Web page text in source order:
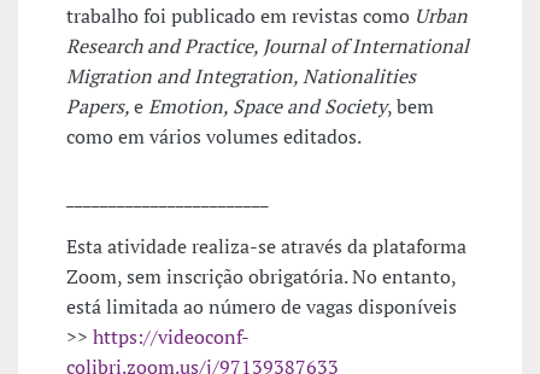
trabalho foi publicado em revistas como Urban
Research and Practice, Journal of International
Migration and Integration, Nationalities
Papers,eEmotion, Space and Society, bem
como em vários volumes editados.
Esta atividade realiza-se através da plataforma
Zoom, sem inscrição obrigatória. No entanto,
está limitada ao número de vagas disponíveis
>> https://videoconf-
colibri.zoom.us/j/97139387633